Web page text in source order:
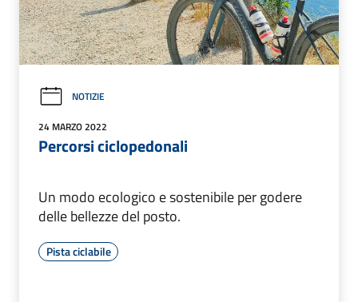
NOTIZIE
24 MARZO 2022
Percorsi ciclopedonali
Un modo ecologico e sostenibile per godere
delle bellezze del posto.
Pista ciclabile